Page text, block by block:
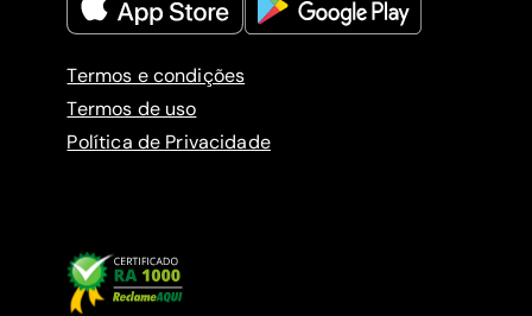
Termos e condições
Termos de uso
Política de Privacidade